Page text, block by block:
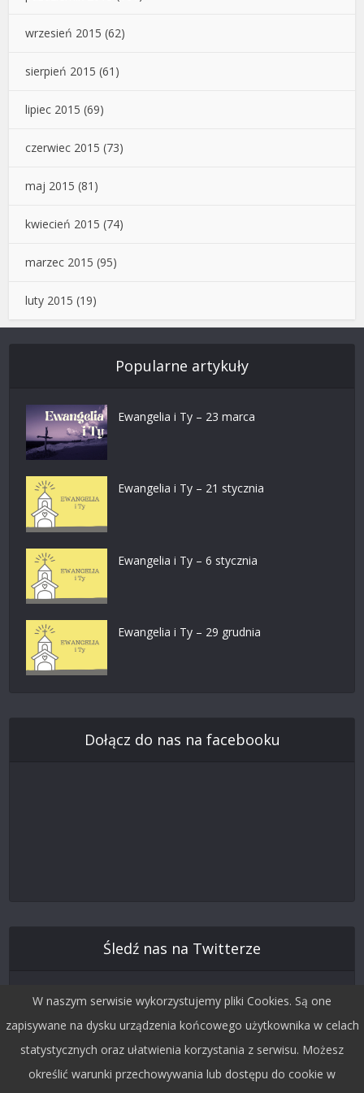
wrzesień 2015 (62)
sierpień 2015 (61)
lipiec 2015 (69)
czerwiec 2015 (73)
maj 2015 (81)
kwiecień 2015 (74)
marzec 2015 (95)
luty 2015 (19)
Popularne artykuły
Ewangelia i Ty – 23 marca
Ewangelia i Ty – 21 stycznia
Ewangelia i Ty – 6 stycznia
Ewangelia i Ty – 29 grudnia
Dołącz do nas na facebooku
Śledź nas na Twitterze
W naszym serwisie wykorzystujemy pliki Cookies. Są one
zapisywane na dysku urządzenia końcowego użytkownika w celach
statystycznych oraz ułatwienia korzystania z serwisu. Możesz
określić warunki przechowywania lub dostępu do cookie w